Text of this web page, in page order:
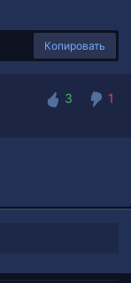
Копировать
3
1